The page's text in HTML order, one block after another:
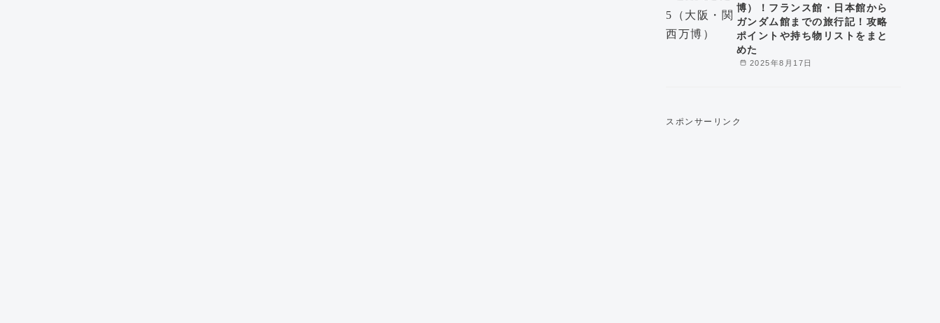
2025年8月17日
博）！フランス館・日本館から
ガンダム館までの旅行記！攻略
ポイントや持ち物リストをまと
めた
スポンサーリンク